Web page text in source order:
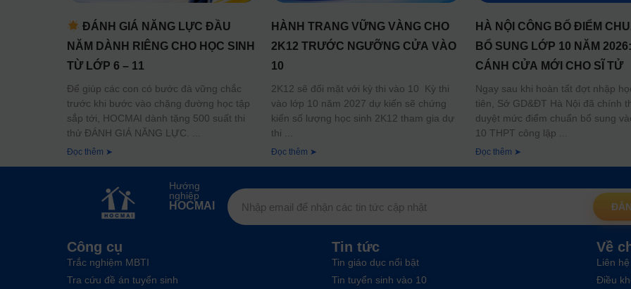
ĐÁNH GIÁ NĂNG LỰC ĐẦU
NĂM DÀNH RIÊNG CHO HỌC SINH
TỪ LỚP 6 – 11
Để giúp các con có bước đà vững chắc
trước khi bước vào chặng đường học tập
sắp tới, HOCMAI dành tặng 500 suất thi
thử ĐÁNH GIÁ NĂNG LỰC.
Đọc thêm ➤
HÀNH TRANG VỮNG VÀNG CHO
2K12 TRƯỚC NGƯỠNG CỬA VÀO
10
2K12 sẽ đối mặt với kỳ thi vào 10 Kỳ thi
vào lớp 10 năm 2027 dự kiến sẽ chứng
kiến số lượng học sinh 2K12 tham gia dự
thi
Đọc thêm ➤
HÀ NỘI CÔNG BỐ ĐIỂM
BỔ SUNG LỚP 10 NĂM 2026:
CÁNH CỬA MỚI CHO SĨ TỬ
Ngay sau khi hoàn tất đợt nhập
tiên, Sở GD&ĐT Hà Nội đã chính
duyệt mức điểm chuẩn bổ sung
10 THPT công lập
Đọc thêm ➤
Hướng
nghiệp
HOCMAI
Công cụ
Trắc nghiệm MBTI
Tra cứu đề án tuyển sinh
Tin tức
Tin giáo dục nổi bật
Tin tuyển sinh vào 10
Về
Liên hệ
Điều